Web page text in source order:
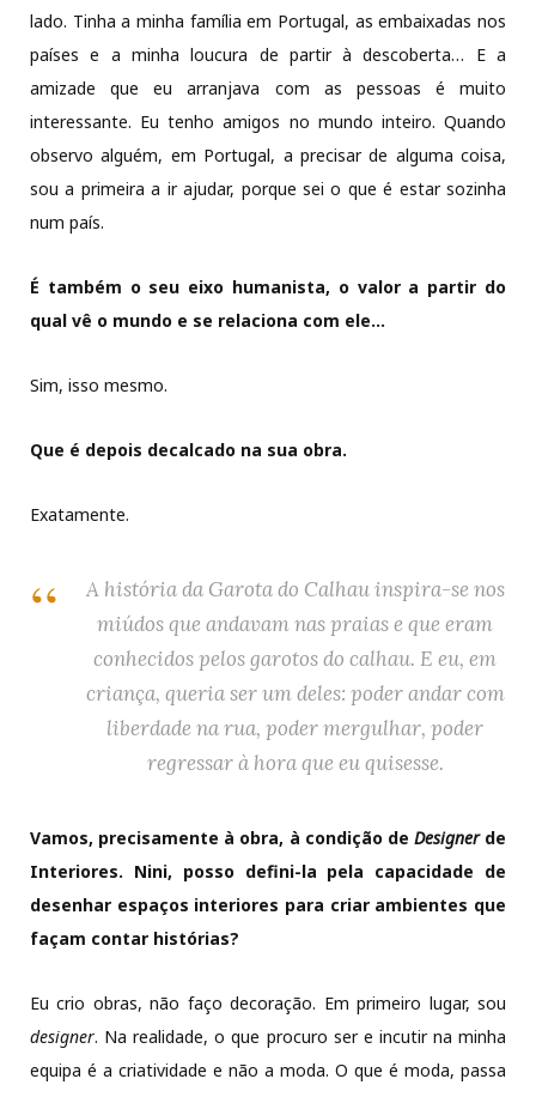
lado. Tinha a minha família em Portugal, as embaixadas nos
países e a minha loucura de partir à descoberta… E a
amizade que eu arranjava com as pessoas é muito
interessante. Eu tenho amigos no mundo inteiro. Quando
observo alguém, em Portugal, a precisar de alguma coisa,
sou a primeira a ir ajudar, porque sei o que é estar sozinha
num país.
É também o seu eixo humanista, o valor a partir do
qual vê o mundo e se relaciona com ele…
Sim, isso mesmo.
Que é depois decalcado na sua obra.
Exatamente.
A história da Garota do Calhau inspira-se nos
miúdos que andavam nas praias e que eram
conhecidos pelos garotos do calhau. E eu, em
criança, queria ser um deles: poder andar com
liberdade na rua, poder mergulhar, poder
regressar à hora que eu quisesse.
Vamos, precisamente à obra, à condição de Designerde
Interiores. Nini, posso defini-la pela capacidade de
desenhar espaços interiores para criar ambientes que
façam contar histórias?
Eu crio obras, não faço decoração. Em primeiro lugar, sou
designer. Na realidade, o que procuro ser e incutir na minha
equipa é a criatividade e não a moda. O que é moda, passa